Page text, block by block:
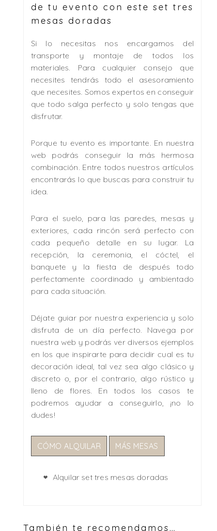
de tu evento con este set tres
mesas doradas
Si lo necesitas nos encargamos del
transporte y montaje de todos los
materiales. Para cualquier consejo que
necesites tendrás todo el asesoramiento
que necesites. Somos expertos en conseguir
que todo salga perfecto y solo tengas que
disfrutar.
Porque tu evento es importante. En nuestra
web podrás conseguir la más hermosa
combinación. Entre todos nuestros artículos
encontrarás lo que buscas para construir tu
idea.
Para el suelo, para las paredes, mesas y
exteriores, cada rincón será perfecto con
cada pequeño detalle en su lugar. La
recepción, la ceremonia, el cóctel, el
banquete y la fiesta de después todo
perfectamente coordinado y ambientado
para cada situación.
Déjate guiar por nuestra experiencia y solo
disfruta de un día perfecto. Navega por
nuestra web y podrás ver diversos ejemplos
en los que inspirarte para decidir cual es tu
decoración ideal, tal vez sea algo clásico y
discreto o, por el contrario, algo rústico y
lleno de flores. En todos los casos te
podremos ayudar a conseguirlo, ¡no lo
dudes!
CÓMO ALQUILAR MÁS MESAS
Alquilar set tres mesas doradas
También te recomendamos…